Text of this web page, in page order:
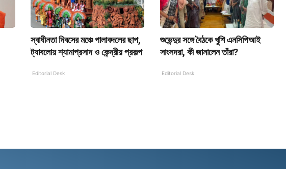
স্বাধীনতা দিবসের মঞ্চে পালাবদলের ছাপ,
ট্যাবলোয় শ্যামাপ্রসাদ ও কেন্দ্রীয় প্রকল্প
Editorial Desk
শুভেন্দুর সঙ্গে বৈঠকে খুশি এনসিপিআই
সাংসদরা, কী জানালেন তাঁরা?
Editorial Desk